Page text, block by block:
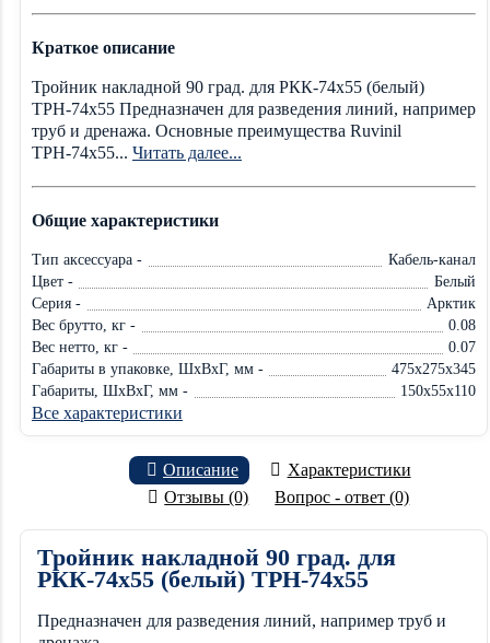
Краткое описание
Тройник накладной 90 град. для РКК-74х55 (белый)
ТРН-74х55 Предназначен для разведения линий, например
труб и дренажа. Основные преимущества Ruvinil
ТРН-74х55... Читать далее...
Общие характеристики
Тип аксессуара -
Кабель-канал
Цвет -
Белый
Серия -
Арктик
Вес брутто, кг -
0.08
Вес нетто, кг -
0.07
Габариты в упаковке, ШxВxГ, мм -
475x275x345
Габариты, ШxВxГ, мм -
150x55x110
Все характеристики
Описание
Характеристики
Отзывы (0)
Вопрос - ответ (0)
Тройник накладной 90 град. для
РКК-74х55 (белый) ТРН-74х55
Предназначен для разведения линий, например труб и